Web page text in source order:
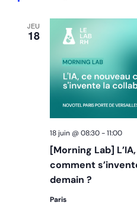
JEU
18
[Morning Lab]
comment
demain ?
18 juin @ 08:30-11:00
Paris